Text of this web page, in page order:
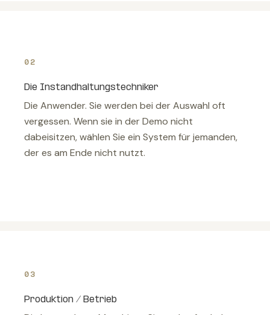
02
Die Instandhaltungstechniker
Die Anwender. Sie werden bei der Auswahl oft
vergessen. Wenn sie in der Demo nicht
dabeisitzen, wählen Sie ein System für jemanden,
der es am Ende nicht nutzt.
03
Produktion / Betrieb